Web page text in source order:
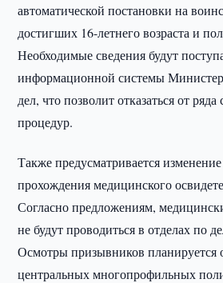
автоматической постановки на
достигших 16-летнего возраста и
Необходимые сведения будут
информационной системы
дел, что позволит отказаться от
процедур.
Также предусматривается
прохождения медицинского
Согласно предложениям,
не будут проводиться в отделах по
Осмотры призывников планируется
центральных многопрофильных